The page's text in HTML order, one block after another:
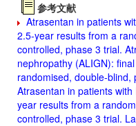
参考文献
Atrasentan in patients
2.5-year results from a
controlled, phase 3 trial.
nephropathy (ALIGN):
randomised, double-
Atrasentan in patients
year results from a
controlled, phase 3 trial.